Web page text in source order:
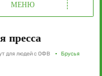
МЕНЮ
пресса
для людей с ОФВ
Брусья